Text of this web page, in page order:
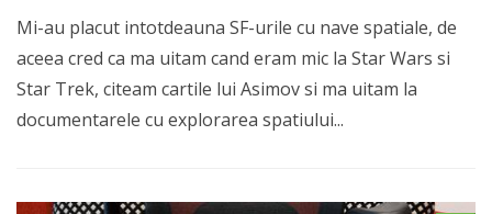
Mi-au placut intotdeauna SF-urile cu nave spatiale, de
aceea cred ca ma uitam cand eram mic la Star Wars si
Star Trek, citeam cartile lui Asimov si ma uitam la
documentarele cu explorarea spatiului...